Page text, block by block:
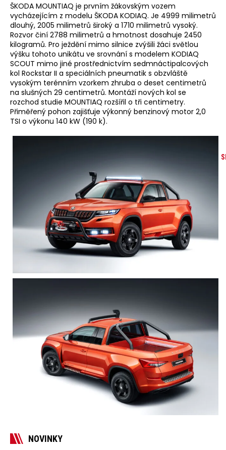
ŠKODA MOUNTIAQ je prvním žákovským vozem
vycházejícím z modelu ŠKODA KODIAQ. Je 4999 milimetrů
dlouhý, 2005 milimetrů široký a 1710 milimetrů vysoký.
Rozvor činí 2788 milimetrů a hmotnost dosahuje 2450
kilogramů. Pro ježdění mimo silnice zvýšili žáci světlou
výšku tohoto unikátu ve srovnání s modelem KODIAQ
SCOUT mimo jiné prostřednictvím sedmnáctipalcových
kol Rockstar II a speciálních pneumatik s obzvláště
vysokým terénním vzorkem zhruba o deset centimetrů
na slušných 29 centimetrů. Montáží nových kol se
rozchod studie MOUNTIAQ rozšířil o tři centimetry.
Přiměřený pohon zajišťuje výkonný benzinový motor 2,0
TSI o výkonu 140 kW (190 k).
NOVINKY